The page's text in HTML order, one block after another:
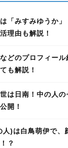
「みすみゆうか」
理由も解説！
どのプロフィール
も解説！
は日南！中の人の
開！
人)は白鳥萌伊で、
？